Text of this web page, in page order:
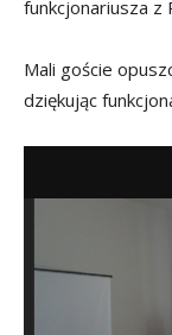
funkcjonariusza z
Mali goście
dziękując